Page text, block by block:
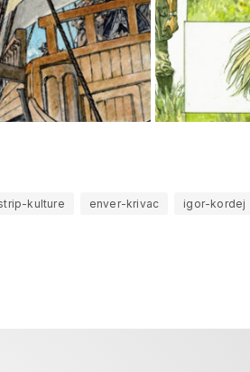
kulture enver-krivac igor-kordej